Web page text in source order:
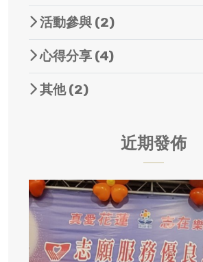
活動參與 (2)
心得分享 (4)
其他(2)
近期發佈